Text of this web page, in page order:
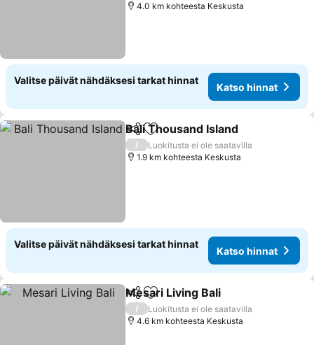
4.0 km kohteesta Keskusta
Valitse päivät nähdäksesi tarkat hinnat
Katso hinnat
Jaa Lisää suosikkeihin
Bali Thousand Island
/
Luokitusta ei ole saatavilla
1.9 km kohteesta Keskusta
Valitse päivät nähdäksesi tarkat hinnat
Katso hinnat
Jaa Lisää suosikkeihin
Mesari Living Bali
/
Luokitusta ei ole saatavilla
4.6 km kohteesta Keskusta